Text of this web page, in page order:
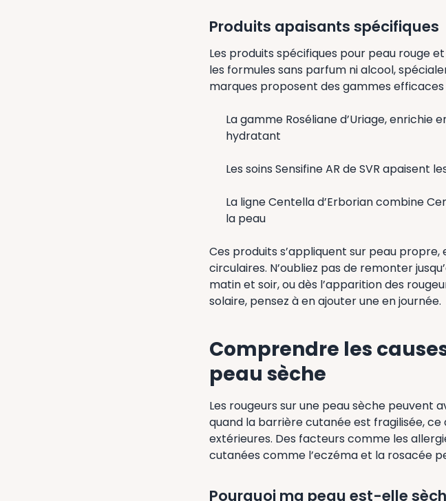
Produits apaisants spécifiques
Les produits spécifiques pour peau rouge
les formules sans parfum ni alcool,
marques proposent des gammes efficaces
La gamme Roséliane d’Uriage,
hydratant
Les soins Sensifine AR de SVR apaisent
La ligne Centella d’Erborian combine
la peau
Ces produits s’appliquent sur peau
circulaires. N’oubliez pas de remonter
matin et soir, ou dès l’apparition des
solaire, pensez à en ajouter une en journée.
Comprendre les
peau sèche
Les rougeurs sur une peau sèche peuvent
quand la barrière cutanée est fragilisée, ce
extérieures. Des facteurs comme les
cutanées comme l’eczéma et la rosacée
Pourquoi ma peau est-elle